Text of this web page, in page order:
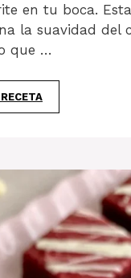
en tu boca.
la suavidad del
que …